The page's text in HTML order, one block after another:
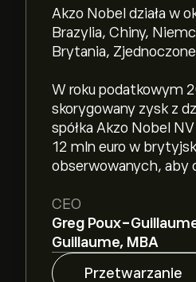
Akzo Nobel działa w
Brazylia, Chiny,
Brytania,
W roku podatkowym
skorygowany zysk z
spółka Akzo Nobel
12 mln euro w
obserwowanych, aby
CEO
Greg Poux-
Guillaume, MBA
Przetwarzanie